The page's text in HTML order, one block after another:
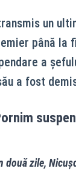
un
până la
a
a fost
două zile,